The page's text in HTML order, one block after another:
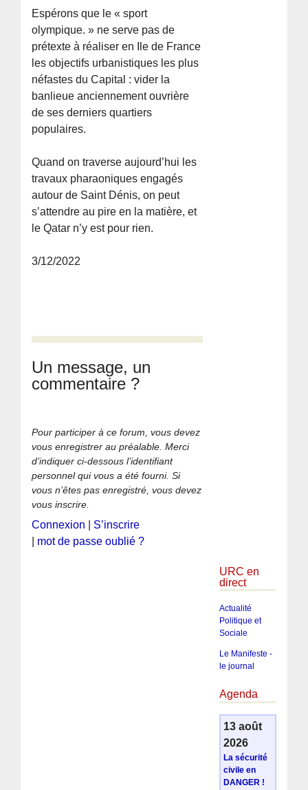
Espérons que le « sport
olympique. » ne serve pas de
prétexte à réaliser en Ile de France
les objectifs urbanistiques les plus
néfastes du Capital : vider la
banlieue anciennement ouvrière
de ses derniers quartiers
populaires.
Quand on traverse aujourd’hui les
travaux pharaoniques engagés
autour de Saint Dénis, on peut
s’attendre au pire en la matière, et
le Qatar n’y est pour rien.
3/12/2022
Un message, un
commentaire ?
Pour participer à ce forum, vous devez
vous enregistrer au préalable. Merci
d’indiquer ci-dessous l’identifiant
personnel qui vous a été fourni. Si
vous n’êtes pas enregistré, vous devez
vous inscrire.
Connexion
S’inscrire
mot de passe oublié ?
URC en
direct
Actualité
Politique et
Sociale
Le Manifeste -
le journal
Agenda
13 août
2026
La sécurité
civile en
DANGER !